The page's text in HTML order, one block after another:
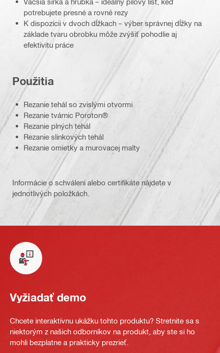
potrebujete presné a rovné rezy
K dispozícii v dvoch dĺžkach – výber správnej dĺžky na
základe tvaru obrobku môže zvýšiť pohodlie aj
efektivitu práce
Použitia
Rezanie tehál so zvislými otvormi
Rezanie tvárnic Poroton®
Rezanie plných tehál
Rezanie slinkových tehál
Rezanie omietky a murovacej malty
Informácie o schválení alebo certifikáte nájdete v
jednotlivých položkách.
Vyžiadať demo
Chcete interaktívnu ukážku tohto produktu? Stretnite sa s
niektorým z našich odborníkov na produkt, aby ste si ho
mohli bezplatne a prakticky prezrieť.